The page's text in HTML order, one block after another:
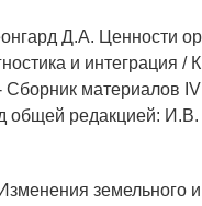
Д.А. Ценности
и интеграция
материалов
общей редакцией:
земельного и